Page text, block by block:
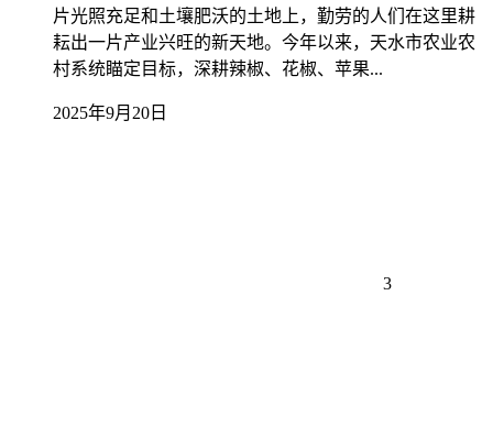
片光照充足和土壤肥沃的土地上，勤劳的人们在这里耕
耘出一片产业兴旺的新天地。今年以来，天水市农业农
村系统瞄定目标，深耕辣椒、花椒、苹果...
2025年9月20日
3